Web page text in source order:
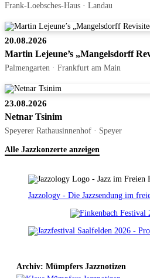
Frank-Loebsches-Haus · Landau
20.08.2026
Martin Lejeune’s „Mangelsdorff
Palmengarten · Frankfurt am Main
23.08.2026
Netnar Tsinim
Speyerer Rathausinnenhof · Speyer
Alle Jazzkonzerte anzeigen
Jazzology - Die Jazzsendung im
Archiv: Mümpfers Jazznotizen